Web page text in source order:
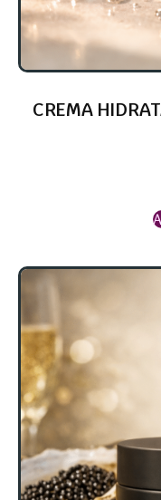
CREMA